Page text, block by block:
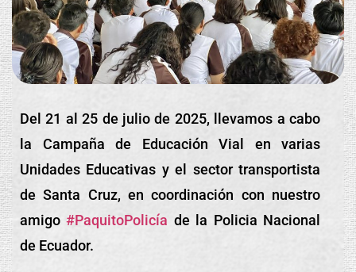
Del 21 al 25 de julio de 2025, llevamos a cabo
la Campaña de Educación Vial en varias
Unidades Educativas y el sector transportista
de Santa Cruz, en coordinación con nuestro
amigo#PaquitoPolicía de la Policia Nacional
de Ecuador.